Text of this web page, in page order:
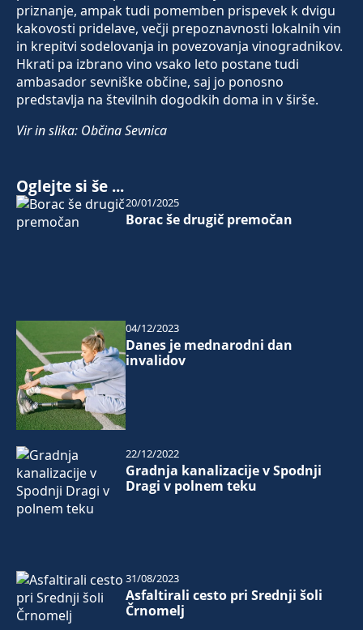
priznanje, ampak tudi pomemben prispevek k dvigu
kakovosti pridelave, večji prepoznavnosti lokalnih vin
in krepitvi sodelovanja in povezovanja vinogradnikov.
Hkrati pa izbrano vino vsako leto postane tudi
ambasador sevniške občine, saj jo ponosno
predstavlja na številnih dogodkih doma in v širše.
Vir in slika: Občina Sevnica
Oglejte si še ...
Borac še drugič premočan
20/01/2025
Danes je mednarodni dan
invalidov
04/12/2023
Gradnja kanalizacije v Spodnji
Dragi v polnem teku
22/12/2022
Asfaltirali cesto pri Srednji šoli
Črnomelj
31/08/2023